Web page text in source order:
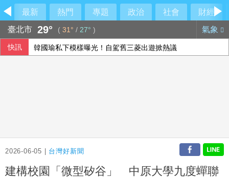
最新 熱門 專題 政治 社會
財經
臺北市 29° ( 31° / 27° ) 氣象
快訊 韓國瑜私下模樣曝光！自駕舊三菱出遊掀熱議
2026-06-05 | 台灣好新聞
建構校園「微型矽谷」 中原大學九度蟬聯